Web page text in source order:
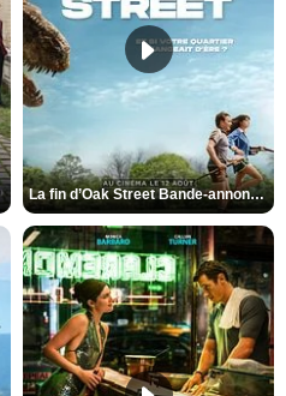
La fin d’Oak Street Bande-annonce VO STFR